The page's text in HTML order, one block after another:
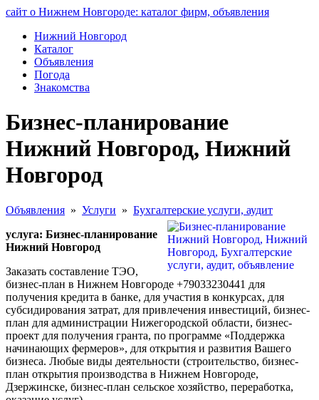
сайт о Нижнем Новгороде: каталог фирм, объявления
Нижний Новгород
Каталог
Объявления
Погода
Знакомства
Бизнес-планирование
Нижний Новгород, Нижний
Новгород
Объявления » Услуги » Бухгалтерские услуги, аудит
услуга: Бизнес-планирование
Нижний Новгород
Заказать составление ТЭО,
бизнес-план в Нижнем Новгороде +79033230441 для
получения кредита в банке, для участия в конкурсах, для
субсидирования затрат, для привлечения инвестиций, бизнес-
план для администрации Нижегородской области, бизнес-
проект для получения гранта, по программе «Поддержка
начинающих фермеров», для открытия и развития Вашего
бизнеса. Любые виды деятельности (строительство, бизнес-
план открытия производства в Нижнем Новгороде,
Дзержинске, бизнес-план сельское хозяйство, переработка,